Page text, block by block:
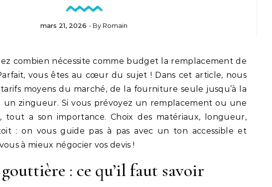
mars 21, 2026 - By Romain
combien nécessite comme budget la remplacement de
vous êtes au cœur du sujet ! Dans cet article, nous
moyens du marché, de la fourniture seule jusqu’à la
un zingueur. Si vous prévoyez un remplacement ou une
tout a son importance. Choix des matériaux, longueur,
: on vous guide pas à pas avec un ton accessible et
à mieux négocier vos devis !
: ce qu’il faut savoir